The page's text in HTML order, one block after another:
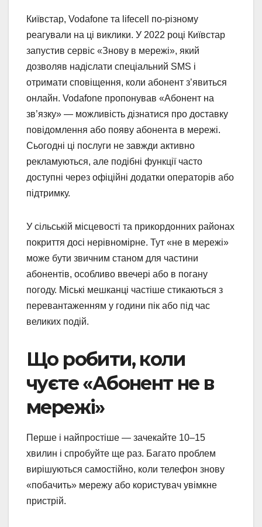
Київстар, Vodafone та lifecell по-різному
реагували на ці виклики. У 2022 році Київстар
запустив сервіс «Знову в мережі», який
дозволяв надіслати спеціальний SMS і
отримати сповіщення, коли абонент з’явиться
онлайн. Vodafone пропонував «Абонент на
зв’язку» — можливість дізнатися про доставку
повідомлення або появу абонента в мережі.
Сьогодні ці послуги не завжди активно
рекламуються, але подібні функції часто
доступні через офіційні додатки операторів або
підтримку.
У сільській місцевості та прикордонних районах
покриття досі нерівномірне. Тут «не в мережі»
може бути звичним станом для частини
абонентів, особливо ввечері або в погану
погоду. Міські мешканці частіше стикаються з
перевантаженням у години пік або під час
великих подій.
Що робити, коли
чуєте «Абонент не в
мережі»
Перше і найпростіше — зачекайте 10–15
хвилин і спробуйте ще раз. Багато проблем
вирішуються самостійно, коли телефон знову
«побачить» мережу або користувач увімкне
пристрій.